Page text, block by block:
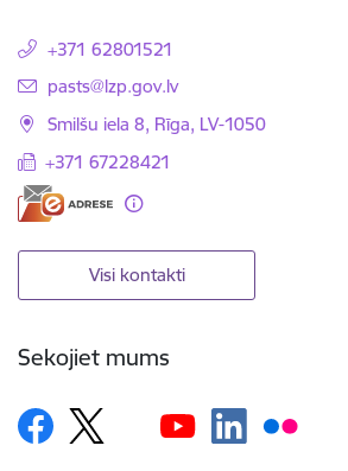
+371 62801521
E-pasts:
pasts@lzp.gov.lv
Smilšu iela 8, Rīga, LV-1050
+371 67228421
Visi kontakti
Sekojiet mums